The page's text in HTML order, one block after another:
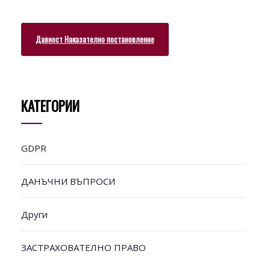
Давност Наказателно постановление
КАТЕГОРИИ
GDPR
ДАНЪЧНИ ВЪПРОСИ
Други
ЗАСТРАХОВАТЕЛНО ПРАВО